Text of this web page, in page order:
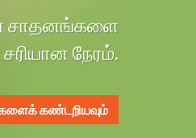
சாதனங்களை
நேரம்.
கண்டறியவும்